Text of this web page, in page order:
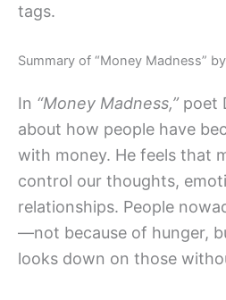
tags.
Summary of “Money Madness”
In “Money Madness,”poet
about how people have
with money. He feels that
control our thoughts,
relationships. People
—not because of hunger,
looks down on those